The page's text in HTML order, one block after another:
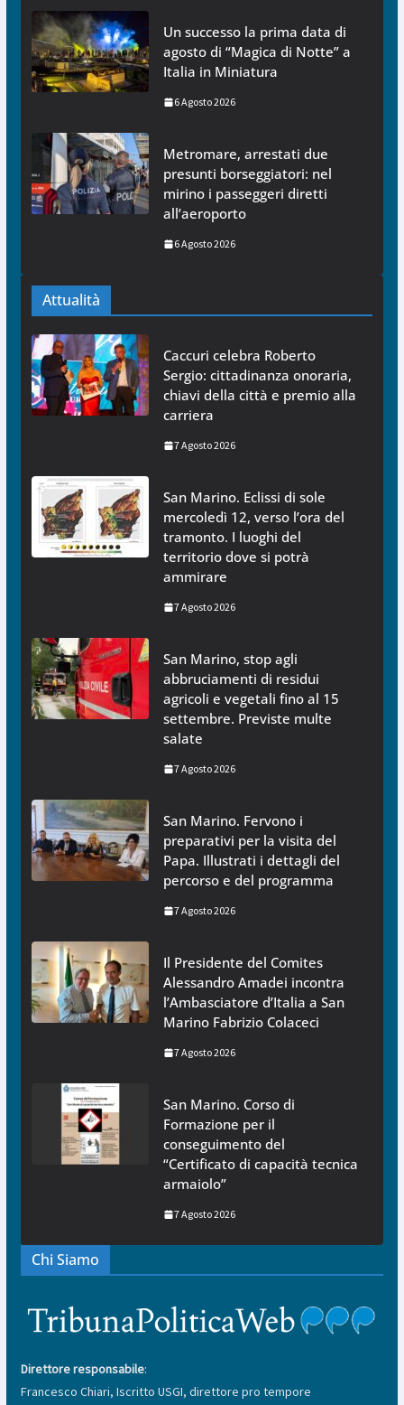
Un successo la prima data di
agosto di “Magica di Notte” a
Italia in Miniatura
6 Agosto 2026
Metromare, arrestati due
presunti borseggiatori: nel
mirino i passeggeri diretti
all’aeroporto
6 Agosto 2026
Attualità
Caccuri celebra Roberto
Sergio: cittadinanza onoraria,
chiavi della città e premio alla
carriera
7 Agosto 2026
San Marino. Eclissi di sole
mercoledì 12, verso l’ora del
tramonto. I luoghi del
territorio dove si potrà
ammirare
7 Agosto 2026
San Marino, stop agli
abbruciamenti di residui
agricoli e vegetali fino al 15
settembre. Previste multe
salate
7 Agosto 2026
San Marino. Fervono i
preparativi per la visita del
Papa. Illustrati i dettagli del
percorso e del programma
7 Agosto 2026
Il Presidente del Comites
Alessandro Amadei incontra
l’Ambasciatore d’Italia a San
Marino Fabrizio Colaceci
7 Agosto 2026
San Marino. Corso di
Formazione per il
conseguimento del
“Certificato di capacità tecnica
armaiolo”
7 Agosto 2026
Chi Siamo
Direttore responsabile:
Francesco Chiari, Iscritto USGI, direttore pro tempore